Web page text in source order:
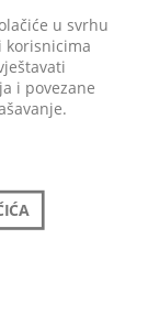
u svrhu
korisnicima
i povezane